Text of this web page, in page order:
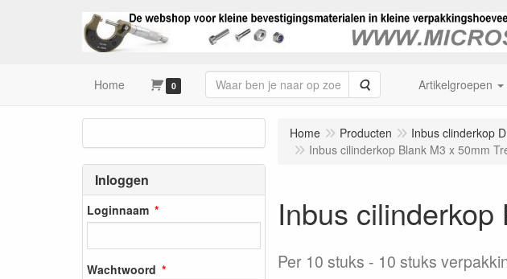
Home 0 Zoeken Artikelgroepen
Inloggen
Loginnaam
Wachtwoord
Home Producten Inbus clinderkop
Inbus cilinderkop Blank M3 x 50mm
Inbus
Per 10 stuks 10 stuks